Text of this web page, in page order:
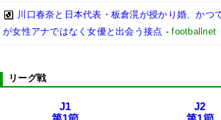
川口春奈と日本代表・板倉滉が授かり婚、か
が女性アナではなく女優と出会う接点 -footballnet
リーグ戦
J1
J2